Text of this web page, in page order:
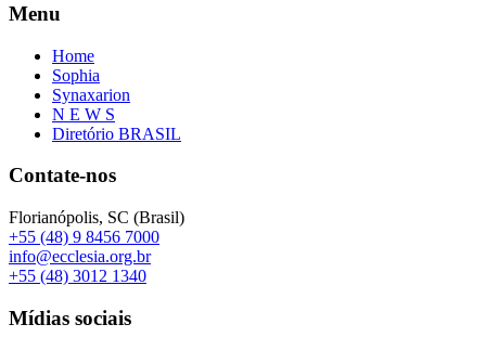
Menu
Home
Sophia
Synaxarion
N E W S
Diretório BRASIL
Contate-nos
Florianópolis, SC (Brasil)
+55 (48) 9 8456 7000
info@ecclesia.org.br
+55 (48) 3012 1340
Mídias sociais